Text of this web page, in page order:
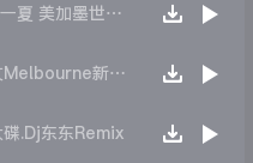
【沈风串烧】2K26年7y果味一夏 美加墨世界杯主题跳舞派对专辑 - Dj.阿帅
【沈风串烧】DJ大宝-全中文Melbourne新弹跳一飞冲天重低音上劲风暴MUSIC慢摇大碟
碟.Dj东东Remix